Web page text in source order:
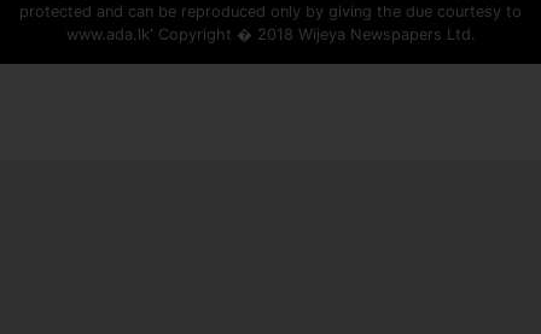
protected and can be reproduced only by giving the due courtesy to
www.ada.lk' Copyright � 2018 Wijeya Newspapers Ltd.